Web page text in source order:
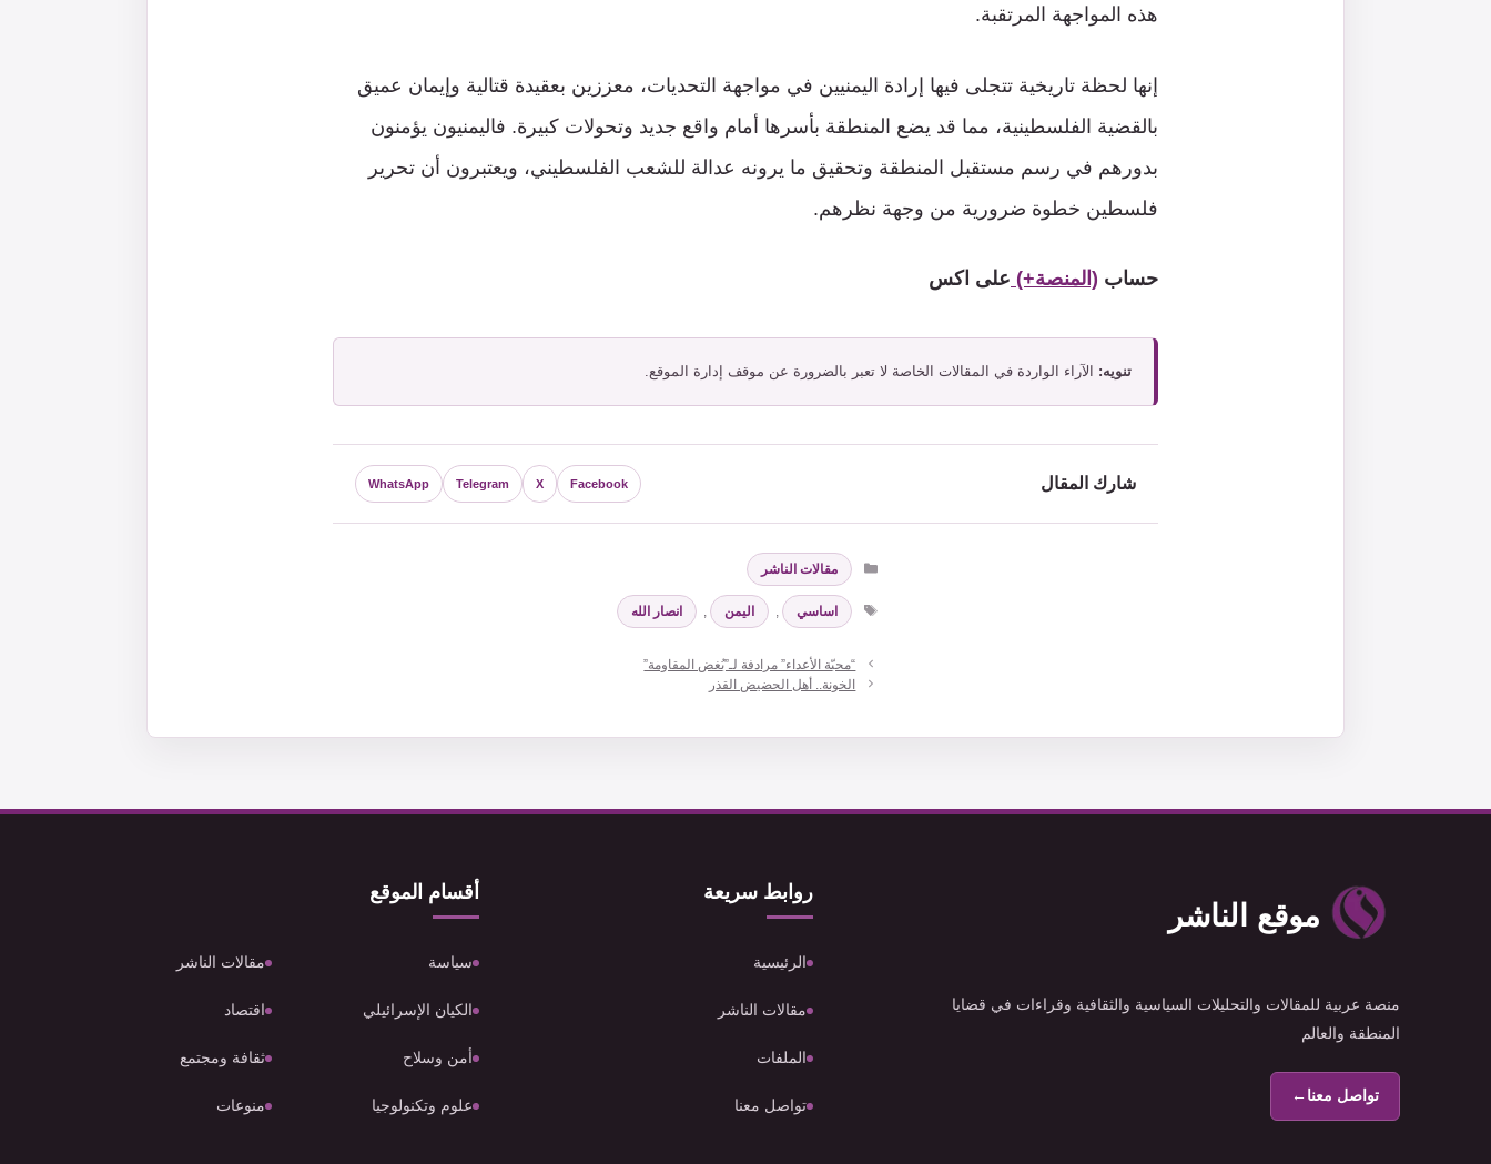
هذه المواجهة المرتقبة.
إنها لحظة تاريخية تتجلى فيها إرادة اليمنيين في مواجهة التحديات، معززين بعقيدة قتالية وإيمان عميق
بالقضية الفلسطينية، مما قد يضع المنطقة بأسرها أمام واقع جديد وتحولات كبيرة. فاليمنيون يؤمنون
بدورهم في رسم مستقبل المنطقة وتحقيق ما يرونه عدالة للشعب الفلسطيني، ويعتبرون أن تحرير
فلسطين خطوة ضرورية من وجهة نظرهم.
حساب (المنصة+) على اكس
تنويه: الآراء الواردة في المقالات الخاصة لا تعبر بالضرورة عن موقف إدارة الموقع.
شارك المقال Facebook
X
Telegram
WhatsApp
التصنيفات
مقالات الناشر
الوسوم
اساسي اليمن انصار الله
“محبّة الأعداء” مرادفة لـ”بُغض المقاومة”
الخونة.. أهل الحضيض القذر
موقع الناشر
منصة عربية للمقالات والتحليلات السياسية والثقافية وقراءات في قضايا
المنطقة والعالم
تواصل معنا←
روابط سريعة
الرئيسية
مقالات الناشر
الملفات
تواصل معنا
أقسام الموقع
سياسة مقالات الناشر
الكيان الإسرائيلي اقتصاد
أمن وسلاح ثقافة ومجتمع
علوم وتكنولوجيا منوعات